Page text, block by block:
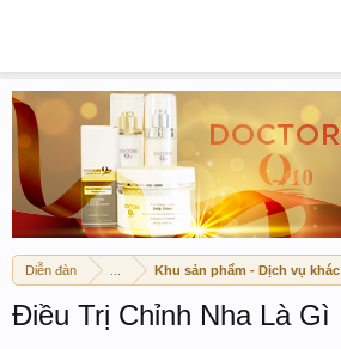
Diễn đàn Khu sản phẩm - Dịch vụ khác
Điều Trị Chỉnh Nha Là Gì